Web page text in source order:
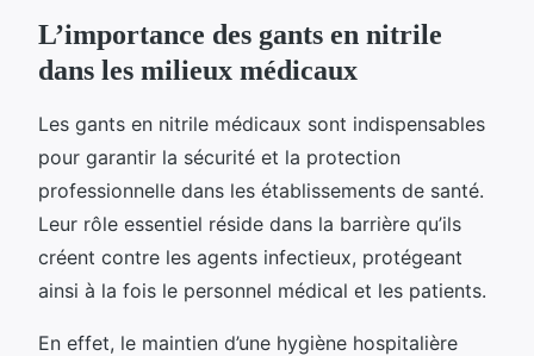
L’importance des gants en nitrile
dans les milieux médicaux
Les gants en nitrile médicaux sont indispensables
pour garantir la sécurité et la protection
professionnelle dans les établissements de santé.
Leur rôle essentiel réside dans la barrière qu’ils
créent contre les agents infectieux, protégeant
ainsi à la fois le personnel médical et les patients.
En effet, le maintien d’une hygiène hospitalière